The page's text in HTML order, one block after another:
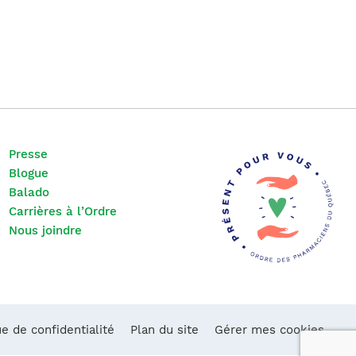
Presse
Blogue
Balado
Carrières à l’Ordre
Nous joindre
de confidentialité Plan du site Gérer mes cookies